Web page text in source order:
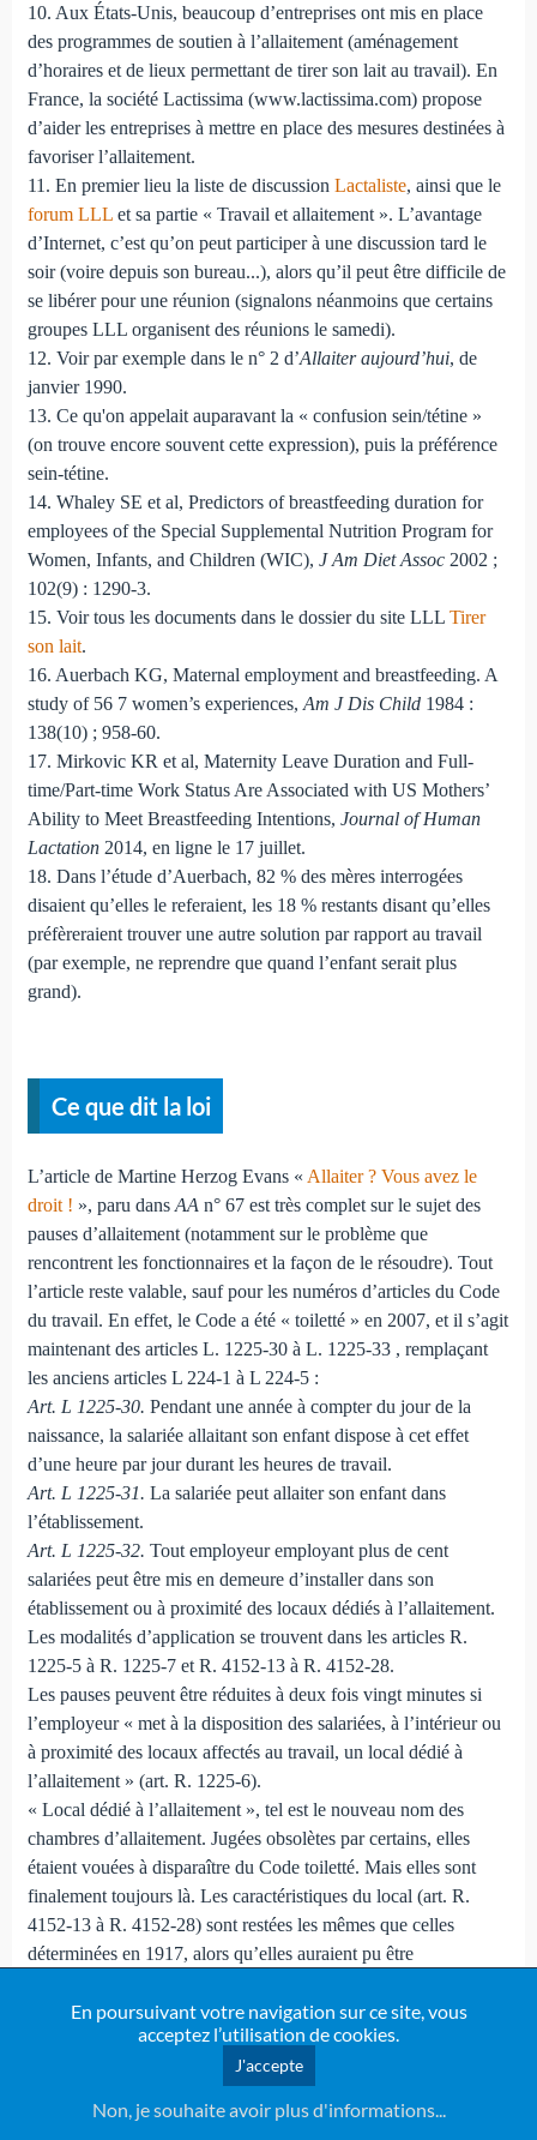
En poursuivant votre navigation sur ce site, vous
acceptez l’utilisation de cookies.
J'accepte
Non, je souhaite avoir plus d'informations...
10. Aux États-Unis, beaucoup d’entreprises ont mis en place
des programmes de soutien à l’allaitement (aménagement
d’horaires et de lieux permettant de tirer son lait au travail). En
France, la société Lactissima (www.lactissima.com) propose
d’aider les entreprises à mettre en place des mesures destinées à
favoriser l’allaitement.
11. En premier lieu la liste de discussion Lactaliste, ainsi que le
forum LLLet sa partie « Travail et allaitement ». L’avantage
d’Internet, c’est qu’on peut participer à une discussion tard le
soir (voire depuis son bureau...), alors qu’il peut être difficile de
se libérer pour une réunion (signalons néanmoins que certains
groupes LLL organisent des réunions le samedi).
12. Voir par exemple dans le n° 2 d’Allaiter aujourd’hui, de
janvier 1990.
13. Ce qu'on appelait auparavant la « confusion sein/tétine »
(on trouve encore souvent cette expression), puis la préférence
sein-tétine.
14. Whaley SE et al, Predictors of breastfeeding duration for
employees of the Special Supplemental Nutrition Program for
Women, Infants, and Children (WIC), J Am Diet Assoc2002 ;
102(9) : 1290-3.
15. Voir tous les documents dans le dossier du site LLL Tirer
son lait.
16. Auerbach KG, Maternal employment and breastfeeding. A
study of 56 7 women’s experiences, Am J Dis Child1984 :
138(10) ; 958-60.
17. Mirkovic KR et al, Maternity Leave Duration and Full-
time/Part-time Work Status Are Associated with US Mothers’
Ability to Meet Breastfeeding Intentions, Journal of Human
Lactation2014, en ligne le 17 juillet.
18. Dans l’étude d’Auerbach, 82 % des mères interrogées
disaient qu’elles le referaient, les 18 % restants disant qu’elles
préfèreraient trouver une autre solution par rapport au travail
(par exemple, ne reprendre que quand l’enfant serait plus
grand).
Ce que dit la loi
L’article de Martine Herzog Evans « Allaiter ? Vous avez le
droit ! », paru dans AA n° 67 est très complet sur le sujet des
pauses d’allaitement (notamment sur le problème que
rencontrent les fonctionnaires et la façon de le résoudre). Tout
l’article reste valable, sauf pour les numéros d’articles du Code
du travail. En effet, le Code a été « toiletté » en 2007, et il s’agit
maintenant des articles L. 1225-30 à L. 1225-33 , remplaçant
les anciens articles L 224-1 à L 224-5 :
Art. L 1225-30. Pendant une année à compter du jour de la
naissance, la salariée allaitant son enfant dispose à cet effet
d’une heure par jour durant les heures de travail.
Art. L 1225-31. La salariée peut allaiter son enfant dans
l’établissement.
Art. L 1225-32. Tout employeur employant plus de cent
salariées peut être mis en demeure d’installer dans son
établissement ou à proximité des locaux dédiés à l’allaitement.
Les modalités d’application se trouvent dans les articles R.
1225-5 à R. 1225-7 et R. 4152-13 à R. 4152-28.
Les pauses peuvent être réduites à deux fois vingt minutes si
l’employeur « met à la disposition des salariées, à l’intérieur ou
à proximité des locaux affectés au travail, un local dédié à
l’allaitement » (art. R. 1225-6).
« Local dédié à l’allaitement », tel est le nouveau nom des
chambres d’allaitement. Jugées obsolètes par certains, elles
étaient vouées à disparaître du Code toiletté. Mais elles sont
finalement toujours là. Les caractéristiques du local (art. R.
4152-13 à R. 4152-28) sont restées les mêmes que celles
déterminées en 1917, alors qu’elles auraient pu être
serait bon qu’il dispose d’une prise électrique et d’un
Ajoutons que contrairement à la jurisprudence française en
alors par la France, mais toujours pas ratifiée), dit que « les